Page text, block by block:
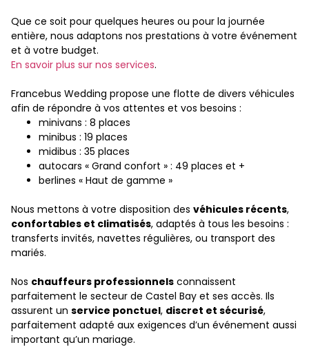
Que ce soit pour quelques heures ou pour la journée
entière, nous adaptons nos prestations à votre événement
et à votre budget.
En savoir plus sur nos services.
Francebus Wedding propose une flotte de divers véhicules
afin de répondre à vos attentes et vos besoins :
minivans : 8 places
minibus : 19 places
midibus : 35 places
autocars « Grand confort » : 49 places et +
berlines « Haut de gamme »
Nous mettons à votre disposition des véhicules récents,
confortables et climatisés, adaptés à tous les besoins :
transferts invités, navettes régulières, ou transport des
mariés.
Nos chauffeurs professionnels connaissent
parfaitement le secteur de Castel Bay et ses accès. Ils
assurent un service ponctuel, discret et sécurisé,
parfaitement adapté aux exigences d’un événement aussi
important qu’un mariage.